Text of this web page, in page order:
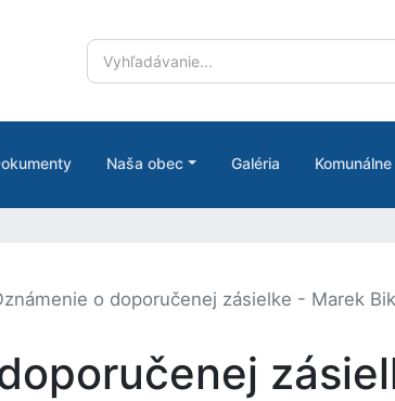
Naša obec Galéria
o doporučenej zásielke - Marek